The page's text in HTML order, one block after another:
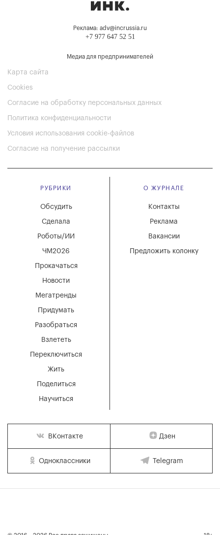
Реклама: adv@incrussia.ru
+7 977 647 52 51
Медиа для предпринимателей
Карта сайта
Cookies
Согласие на обработку персональных данных
Политика конфиденциальности
Условия использования cookie-файлов
Согласие на получение рассылки
РУБРИКИ
Мегатренды
Придумать
Разобраться
Взлететь
Новости
Переключиться
Жить
Поделиться
Научиться
Обсудить
Сделала
Роботы/ИИ
ЧМ2026
Прокачаться
О ЖУРНАЛЕ
Вакансии
Реклама
Контакты
Предложить колонку
ВКонтакте Дзен
Одноклассники Telegram